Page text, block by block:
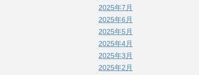
2025年7月
2025年6月
2025年5月
2025年4月
2025年3月
2025年2月